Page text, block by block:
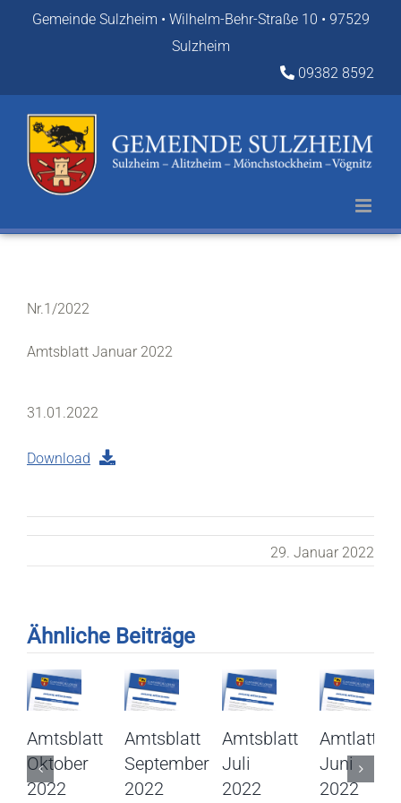
Gemeinde Sulzheim • Wilhelm-Behr-Straße 10 • 97529
Sulzheim
09382 8592
Nr.1/2022
Amtsblatt Januar 2022
31.01.2022
Download
29. Januar 2022
Ähnliche Beiträge
Amtsblatt
Oktober
2022
Amtsblatt
September
2022
Amtsblatt
Juli
2022
Amtlatt
Juni
2022